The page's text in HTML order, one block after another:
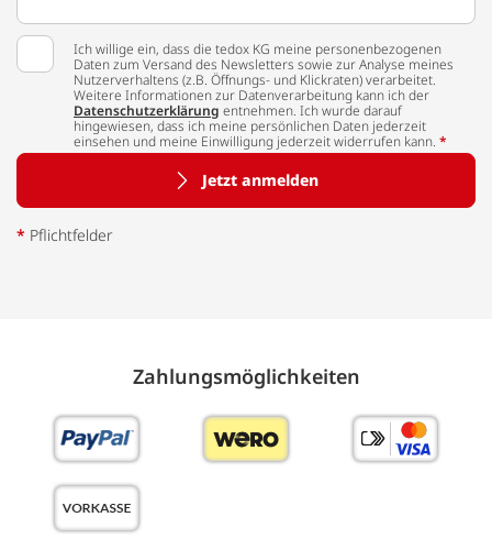
Ich willige ein, dass die tedox KG meine personenbezogenen
Daten zum Versand des Newsletters sowie zur Analyse meines
Nutzerverhaltens (z.B. Öffnungs- und Klickraten) verarbeitet.
Weitere Informationen zur Datenverarbeitung kann ich der
Datenschutzerklärung entnehmen. Ich wurde darauf
hingewiesen, dass ich meine persönlichen Daten jederzeit
einsehen und meine Einwilligung jederzeit widerrufen kann. *
Jetzt anmelden
* Pflichtfelder
Zahlungs­möglich­keiten